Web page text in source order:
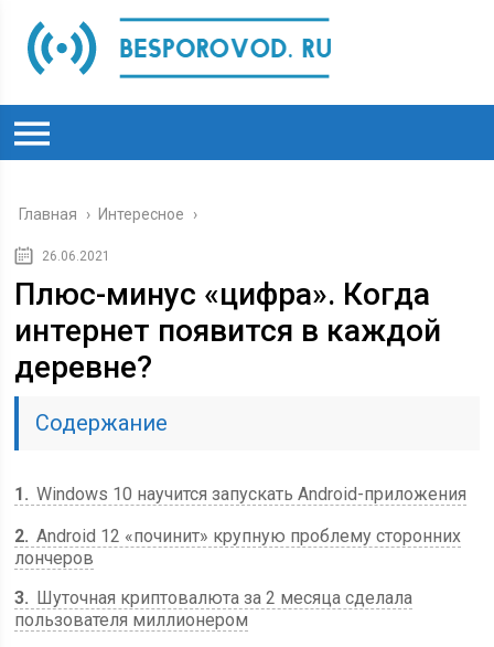
Главная › Интересное ›
26.06.2021
Плюс-минус «цифра». Когда
интернет появится в каждой
деревне?
Содержание
1
Windows 10 научится запускать Android-приложения
2 Android 12 «починит» крупную проблему сторонних
лончеров
3
Шуточная криптовалюта за 2 месяца сделала
пользователя миллионером